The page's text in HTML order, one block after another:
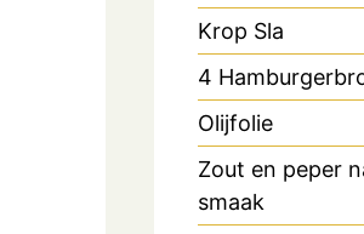
Krop Sla
4
Olijfolie
Zout en peper
smaak